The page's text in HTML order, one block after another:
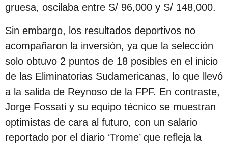
b
i
c
a
c
i
ó
n
gruesa, oscilaba entre S/ 96,000 y S/ 148,000.
Sin embargo, los resultados deportivos no
acompañaron la inversión, ya que la selección
solo obtuvo 2 puntos de 18 posibles en el inicio
de las Eliminatorias Sudamericanas, lo que llevó
a la salida de Reynoso de la FPF. En contraste,
Jorge Fossati y su equipo técnico se muestran
optimistas de cara al futuro, con un salario
reportado por el diario ‘Trome’ que refleja la